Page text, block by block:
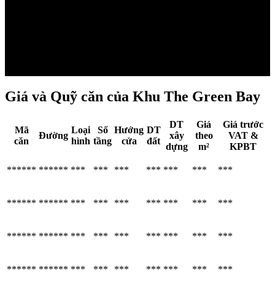
Giá và Quỹ căn của Khu The Green Bay
Mã
căn
Đường
Loại
hình
Số
tầng
Hướng
cửa
DT
đất
DT
xây
dựng
Giá
theo
m²
Giá trước
VAT &
KPBT
****** ****** *** *** *** *** *** *** ***
****** ****** *** *** *** *** *** *** ***
****** ****** *** *** *** *** *** *** ***
****** ****** *** *** *** *** *** *** ***